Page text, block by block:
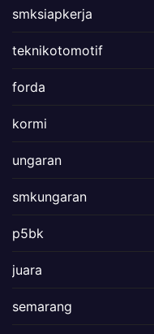
smksiapkerja
teknikotomotif
forda
kormi
ungaran
smkungaran
p5bk
juara
semarang